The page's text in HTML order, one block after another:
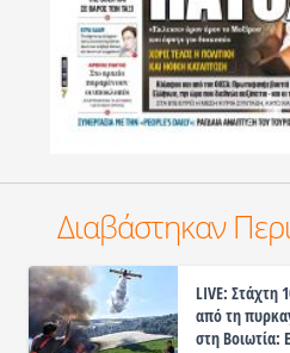
Διαβάστηκαν
LIVE: Στάχτη
από τη
στη Βοιωτία: